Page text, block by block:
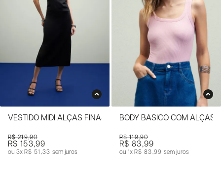
VESTIDO MIDI ALÇAS FINAS
R$ 219,90
R$ 153,99
3x R$ 51,33sem juros
BODY BÁSICO COM ALÇAS
R$ 119,90
R$ 83,99
1x R$ 83,99sem juros